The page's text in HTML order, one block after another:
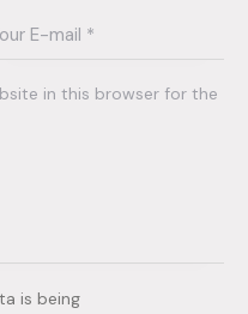
in this browser for the
is being